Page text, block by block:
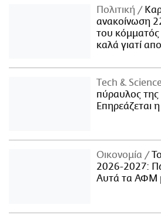
Πολιτική
ανακοίνωση
του κόμματός
καλά γιατί
Τech &
πύραυλος της
Επηρεάζεται
Οικονομία
2026-2027:
Αυτά τα ΑΦΜ